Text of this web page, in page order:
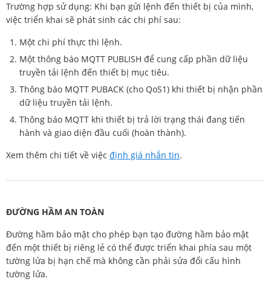
Trường hợp sử dụng: Khi bạn gửi lệnh đến thiết bị của mình,
việc triển khai sẽ phát sinh các chi phí sau:
Một chi phí thực thi lệnh.
Một thông báo MQTT PUBLISH để cung cấp phần dữ liệu
truyền tải lệnh đến thiết bị mục tiêu.
Thông báo MQTT PUBACK (cho QoS1) khi thiết bị nhận phần
dữ liệu truyền tải lệnh.
Thông báo MQTT khi thiết bị trả lời trạng thái đang tiến
hành và giao diện đầu cuối (hoàn thành).
Xem thêm chi tiết về việc định giá nhắn tin.
ĐƯỜNG HẦM AN TOÀN
Đường hầm bảo mật cho phép bạn tạo đường hầm bảo mật
đến một thiết bị riêng lẻ có thể được triển khai phía sau một
tường lửa bị hạn chế mà không cần phải sửa đổi cấu hình
tường lửa.